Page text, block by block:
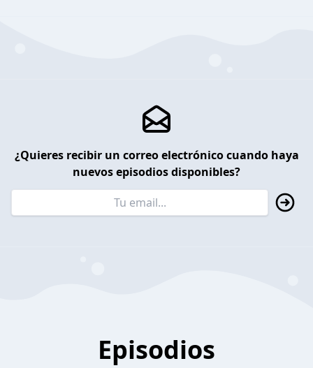
¿Quieres recibir un correo electrónico cuando haya
nuevos episodios disponibles?
Episodios